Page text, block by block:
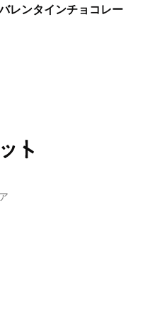
レンタインチョコレー